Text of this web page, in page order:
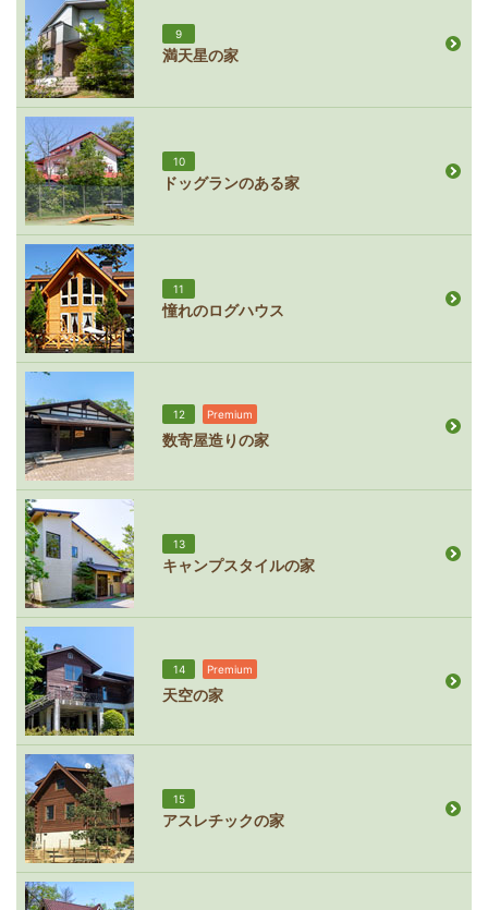
9
満天星の家
10
ドッグランのある家
11
憧れのログハウス
12 Premium
数寄屋造りの家
13
キャンプスタイルの家
14 Premium
天空の家
15
アスレチックの家